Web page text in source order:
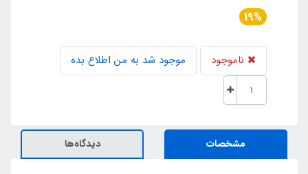
19%
ناموجود موجود شد به من اطلاع بده
مشخصات دیدگاه‌ها